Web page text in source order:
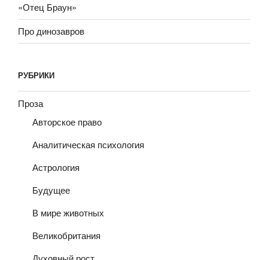
«Отец Браун»
Про динозавров
РУБРИКИ
Проза
Авторское право
Аналитическая психология
Астрология
Будущее
В мире животных
Великобритания